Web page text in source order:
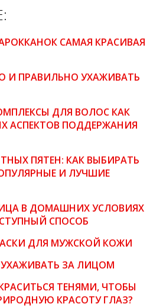
САМАЯ КРАСИВАЯ
И ПРАВИЛЬНО УХАЖИВАТЬ
ДЛЯ ВОЛОС КАК
АСПЕКТОВ ПОДДЕРЖАНИЯ
ПЯТЕН: КАК ВЫБИРАТЬ
И ЛУЧШИЕ
В ДОМАШНИХ УСЛОВИЯХ
СПОСОБ
ДЛЯ МУЖСКОЙ КОЖИ
ЗА ЛИЦОМ
ТЕНЯМИ, ЧТОБЫ
КРАСОТУ ГЛАЗ?